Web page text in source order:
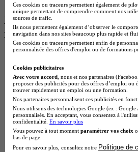
Les intitulés de diplôme
recherchés
Master Meef à Lille
Prépa Medecine à Paris
Licence Psychologie à Paris
Master Psychologie à Lyon
Licence Psychologie à Toulouse
Master Psychologie à Lille
Master Psychologie à Montpellier
Master Psychologie à Paris
Master Meef à Lyon
Master Meef à Paris
BTS Tourisme à Bordeaux
Ces cookies ou traceurs permettent également de
unique permettant de comprendre comment nos
sources de trafic.
Ils nous permettent également d’observer le
navigation dans nos sites beaucoup plus rapide et
Ces cookies ou traceurs permettent enfin de
personnalisée des offres d'emploi ou de formations
Cookies publicitaires
Avec votre accord , nous et nos partenaires
proposer des publicités pour des offres d’emploi ou
trouver rapidement un emploi ou une formation.
Nos partenaires personnalisent ces publicités en
Nous utilisons des technologies Google (ex :
personnalisés. En acceptant, vous consentez à
confidentialité. En savoir plus
Vous pouvez à tout moment paramétrer vos choix
bas de page.
Pour en savoir plus, consultez notre Politique de